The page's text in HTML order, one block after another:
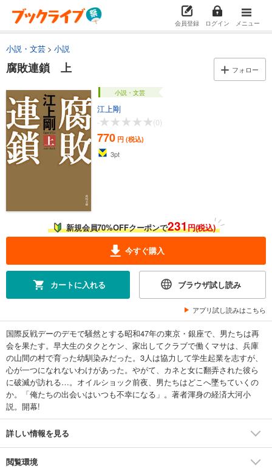
会員登録 ログイン メニュー
小説・文芸 小説
腐敗連鎖 上 フォロー
小説・文芸
江上剛
-
(0)
770 円 (税込)
3pt
新規会員70%OFFクーポンで231円(税込)
今すぐ購入
カートに入れる ブラウザ試し読み
アプリ試し読みはこちら
国際反戦デーのデモで騒然とする昭和47年の東京・銀座で、男たちは再
会を果たす。早大生のタクとケン、家出してクラブで働くマサは、兵庫
の山間の村で育った幼馴染みだった。3人は協力して学生起業を志すが、
心が一つになれないわけがあった。やがて、カネと女に翻弄された彼ら
に破滅が訪れる…。オイルショック前夜、男たちはどこへ墜ちていくの
か。「俺たちの出会いはいつも不幸になる」。著者渾身の経済大河小
説。開幕!
詳しい情報を見る
閲覧環境